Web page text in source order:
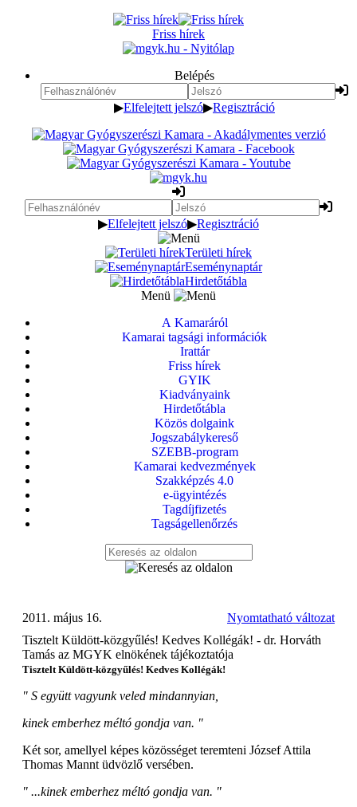
Friss hírek
Belépés
▶Elfelejtett jelszó▶Regisztráció
▶Elfelejtett jelszó▶Regisztráció
Területi hírek
Eseménynaptár
Hirdetőtábla
Menü
A Kamaráról
Kamarai tagsági információk
Irattár
Friss hírek
GYIK
Kiadványaink
Hirdetőtábla
Közös dolgaink
Jogszabálykereső
SZEBB-program
Kamarai kedvezmények
Szakképzés 4.0
e-ügyintézés
Tagdíjfizetés
Tagságellenőrzés
Nyomtatható változat
2011. május 16.
Tisztelt Küldött-közgyűlés! Kedves Kollégák! - dr. Horváth
Tamás az MGYK elnökének tájékoztatója
Tisztelt Küldött-közgyűlés! Kedves Kollégák!
" S együtt vagyunk veled mindannyian,
kinek emberhez méltó gondja van. "
Két sor, amellyel képes közösséget teremteni József Attila
Thomas Mannt üdvözlő versében.
" ...kinek emberhez méltó gondja van. "